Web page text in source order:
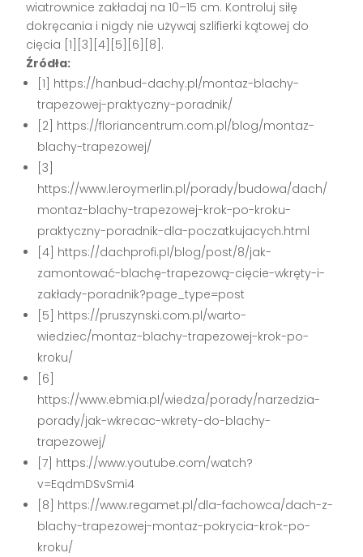
wiatrownice zakładaj na 10–15 cm. Kontroluj siłę
dokręcania i nigdy nie używaj szlifierki kątowej do
cięcia [1][3][4][5][6][8].
Źródła:
[1] https://hanbud-dachy.pl/montaz-blachy-
trapezowej-praktyczny-poradnik/
[2] https://floriancentrum.com.pl/blog/montaz-
blachy-trapezowej/
[3]
https://www.leroymerlin.pl/porady/budowa/dach/
montaz-blachy-trapezowej-krok-po-kroku-
praktyczny-poradnik-dla-poczatkujacych.html
[4] https://dachprofi.pl/blog/post/8/jak-
zamontować-blachę-trapezową-cięcie-wkręty-i-
zakłady-poradnik?page_type=post
[5] https://pruszynski.com.pl/warto-
wiedziec/montaz-blachy-trapezowej-krok-po-
kroku/
[6]
https://www.ebmia.pl/wiedza/porady/narzedzia-
porady/jak-wkrecac-wkrety-do-blachy-
trapezowej/
[7] https://www.youtube.com/watch?
v=EqdmDSvSmi4
[8] https://www.regamet.pl/dla-fachowca/dach-z-
blachy-trapezowej-montaz-pokrycia-krok-po-
kroku/